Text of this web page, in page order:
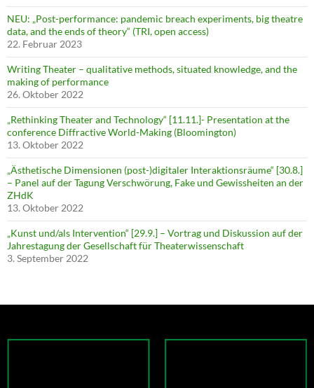
NEU: „Post-performance: pandemic breach experiments, big theatre
data, and the ends of theory“ (TRI, open access)
22. Februar 2023
Writing Theater – qualitative methods, situated knowledge, and the
making of performance
26. Oktober 2022
„Rethinking Theater and Technology“ [11.11.]- Presentation at the
conference Diffractive World-Making (Bloomington)
13. Oktober 2022
„Ästhetische Dimensionen (post-)digitaler Interaktionsräume“ [30.8.]
– Panel auf der Tagung Verschwörung, Fake und Gewissheiten an der
ZHdK
13. Oktober 2022
„Kunst und/als Intervention“ [29.9.] – Vortrag und Diskussion auf der
Jahrestagung der Gesellschaft für Theaterwissenschaft
3. September 2022